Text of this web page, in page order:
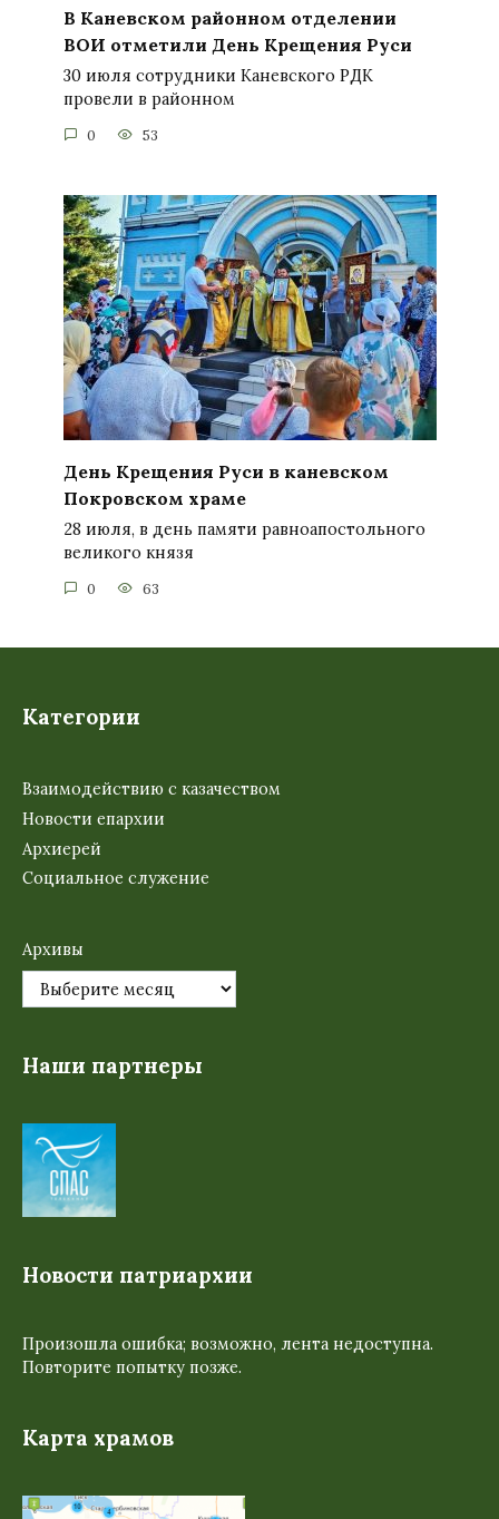
В Каневском районном отделении
ВОИ отметили День Крещения Руси
30 июля сотрудники Каневского РДК
провели в районном
0 53
День Крещения Руси в каневском
Покровском храме
28 июля, в день памяти равноапостольного
великого князя
0 63
Категории
Взаимодействию с казачеством
Новости епархии
Архиерей
Социальное служение
Архивы
Наши партнеры
Новости патриархии
Произошла ошибка; возможно, лента недоступна.
Повторите попытку позже.
Карта храмов